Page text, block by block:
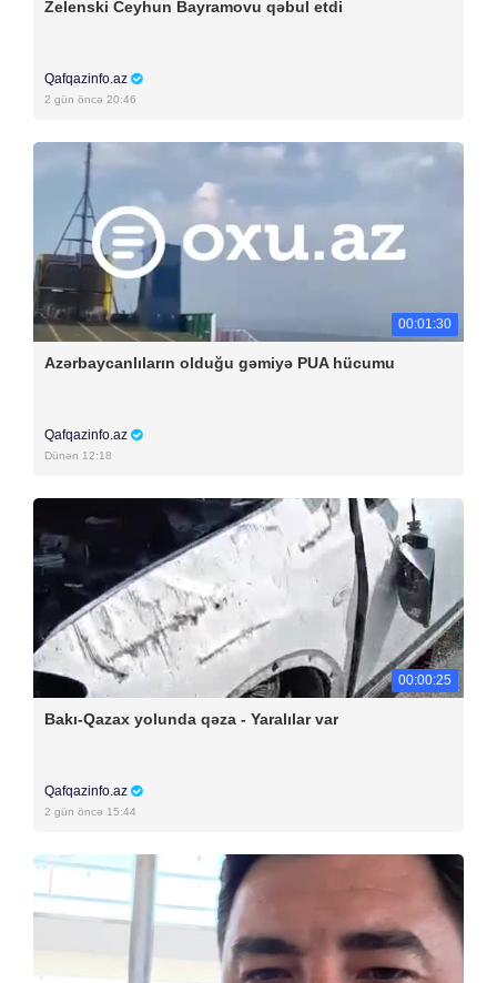
Zelenski Ceyhun Bayramovu qəbul etdi
Qafqazinfo.az
2 gün öncə 20:46
00:01:30
Azərbaycanlıların olduğu gəmiyə PUA hücumu
Qafqazinfo.az
Dünən 12:18
00:00:25
Bakı-Qazax yolunda qəza - Yaralılar var
Qafqazinfo.az
2 gün öncə 15:44